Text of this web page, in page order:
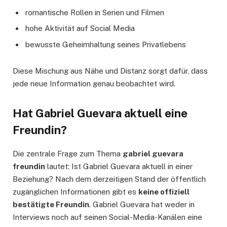
romantische Rollen in Serien und Filmen
hohe Aktivität auf Social Media
bewusste Geheimhaltung seines Privatlebens
Diese Mischung aus Nähe und Distanz sorgt dafür, dass
jede neue Information genau beobachtet wird.
Hat Gabriel Guevara aktuell eine
Freundin?
Die zentrale Frage zum Thema gabriel guevara
freundin lautet: Ist Gabriel Guevara aktuell in einer
Beziehung? Nach dem derzeitigen Stand der öffentlich
zugänglichen Informationen gibt es keine offiziell
bestätigte Freundin. Gabriel Guevara hat weder in
Interviews noch auf seinen Social-Media-Kanälen eine